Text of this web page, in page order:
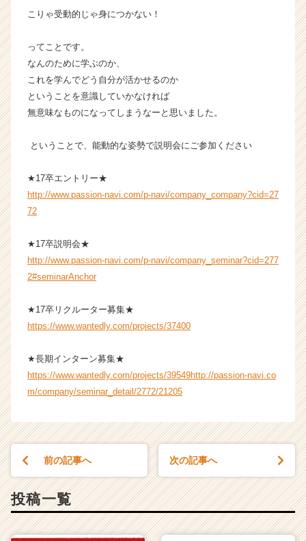
ウ
届
く
活
サ
ト
キ
h
r
a
e
e
r）
こりゃ受動的じゃ身につかない！
ってことです。
なんのために学ぶのか、
これを学んでどう自分が活かせるのか
ということを意識していかなければ
無意味なものになってしまうなーと思いました。
ということで、能動的な姿勢で説明会にご参加ください
★17卒エントリー★
http://www.passion-navi.com/p-navi/company_company?cid=27
72
★17卒説明会★
http://www.passion-navi.com/p-navi/company_seminar?cid=277
2#seminarAnchor
★17卒リクルーター募集★
https://www.wantedly.com/projects/37400
★長期インターン募集★
https://www.wantedly.com/projects/39549http://passion-navi.co
m/company/seminar_detail/2772/21205
前の記事へ 次の記事へ
投稿一覧